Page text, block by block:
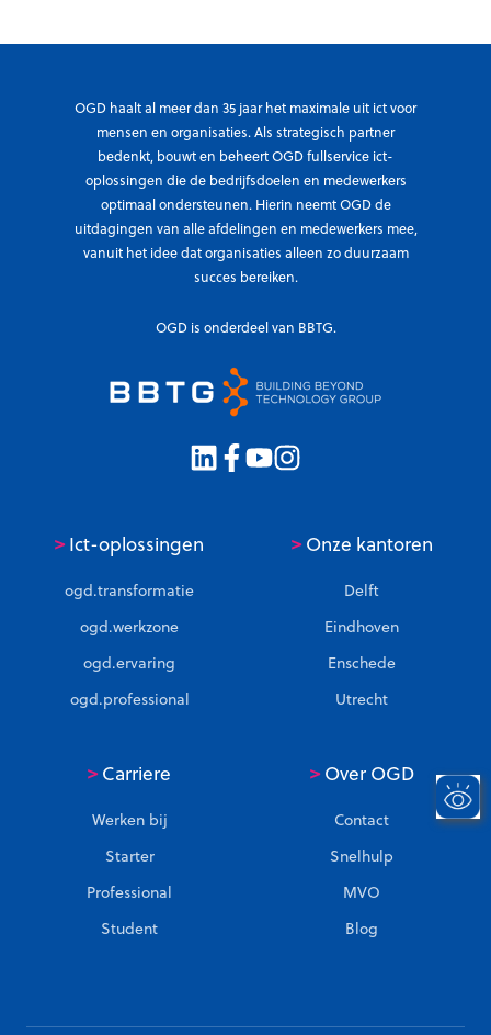
OGD haalt al meer dan 35 jaar het maximale uit ict voor
mensen en organisaties. Als strategisch partner
bedenkt, bouwt en beheert OGD fullservice ict-
oplossingen die de bedrijfsdoelen en medewerkers
optimaal ondersteunen. Hierin neemt OGD de
uitdagingen van alle afdelingen en medewerkers mee,
vanuit het idee dat organisaties alleen zo duurzaam
succes bereiken.
OGD is onderdeel van BBTG.
>Ict-oplossingen
ogd.transformatie
ogd.werkzone
ogd.ervaring
ogd.professional
>Onze kantoren
Delft
Eindhoven
Enschede
Utrecht
>Carriere
Werken bij
Starter
Professional
Student
>Over OGD
Contact
Snelhulp
MVO
Blog